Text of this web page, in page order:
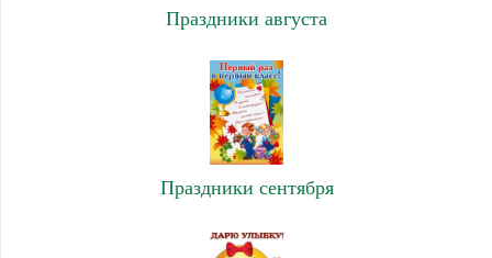
Праздники августа
Праздники сентября